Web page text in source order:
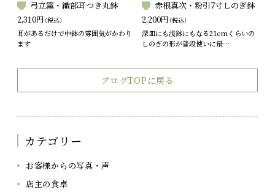
弓立窯・織部耳つき丸鉢
2,310円 （税込）
耳があるだけで中鉢の雰囲気がかわり
ます
赤根真次・粉引7寸しのぎ鉢
2,200円 （税込）
深皿にも浅鉢にもなる21cmくらいの
しのぎの形が普段使いに最…
ブログTOPに戻る
カテゴリー
お客様からの写真・声
店主の食卓